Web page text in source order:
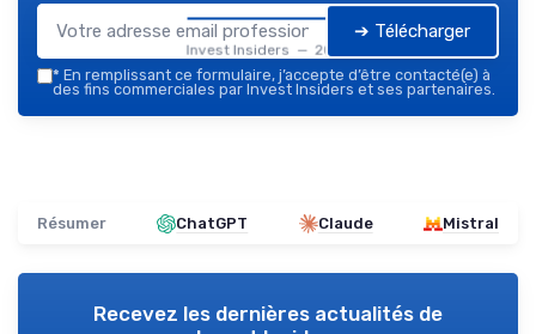
Invest Insiders — 2026
➔ Télécharger
* En remplissant ce formulaire, j’accepte d’être contacté(e) à
des fins commerciales par Invest Insiders et ses partenaires.
Résumer ChatGPT Claude Mistral
Recevez les dernières actualités de